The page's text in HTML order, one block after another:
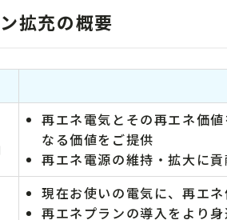
拡充の概要
再エネ電気とその再エネ価
なる価値をご提供
再エネ電源の維持・拡大に貢
現在お使いの電気に、再エ
再エネプランの導入をより身